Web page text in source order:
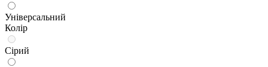
Універсальний
Колір
Сірий